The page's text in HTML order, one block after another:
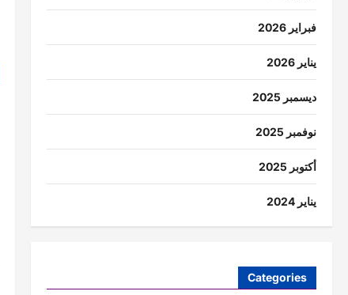
فبراير 2026
يناير 2026
ديسمبر 2025
نوفمبر 2025
أكتوبر 2025
يناير 2024
Categories